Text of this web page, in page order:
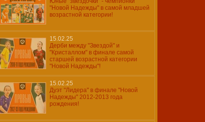
"Новой Надежды" в самой младшей
возрастной категории!
15.02.25
Дерби между "Звездой" и
"Кристаллом" в финале самой
старшей возрастной категории
"Новой Надежды"!
15.02.25
Дуэт "Лидера" в финале "Новой
Надежды" 2012-2013 года
рождения!